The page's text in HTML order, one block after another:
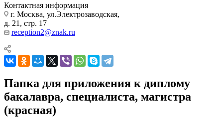
Контактная информация
г. Москва, ул.Электрозаводская,
д. 21, стр. 17
reception2@znak.ru
Папка для приложения к диплому
бакалавра, специалиста, магистра
(красная)